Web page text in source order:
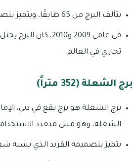
يتألف البرج من 65 طابقًا، ويتميز بتصميمه المعماري الراقي في الخارج والتصاميم الداخلية الفاخرة.
في عامي 2009
تجاري في العالم.
برج الشعلة (352 متراً)
الشعلة، وهو مبنى متعدد
يتميز بتصميمه الفريد الذي يشبه